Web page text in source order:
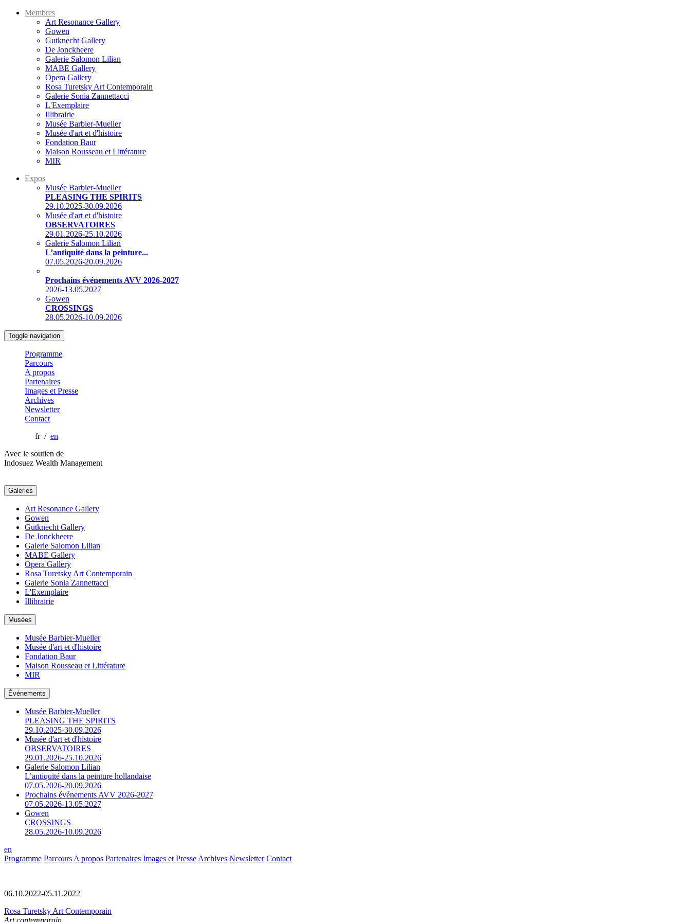
Membres
Art Resonance Gallery
Gowen
Gutknecht Gallery
De Jonckheere
Galerie Salomon Lilian
MABE Gallery
Opera Gallery
Rosa Turetsky Art Contemporain
Galerie Sonia Zannettacci
L'Exemplaire
Illibrairie
Musée Barbier-Mueller
Musée d'art et d'histoire
Fondation Baur
Maison Rousseau et Littérature
MIR
Expos
Musée Barbier-Mueller
PLEASING THE SPIRITS
29.10.2025-30.09.2026
Musée d'art et d'histoire
OBSERVATOIRES
29.01.2026-25.10.2026
Galerie Salomon Lilian
L’antiquité dans la peinture...
07.05.2026-20.09.2026
Prochains événements AVV 2026-2027
2026-13.05.2027
Gowen
CROSSINGS
28.05.2026-10.09.2026
Toggle navigation
Programme
Parcours
A propos
Partenaires
Images et Presse
Archives
Newsletter
Contact
fr / en
Avec le soutien de
Indosuez Wealth Management
Galeries
Art Resonance Gallery
Gowen
Gutknecht Gallery
De Jonckheere
Galerie Salomon Lilian
MABE Gallery
Opera Gallery
Rosa Turetsky Art Contemporain
Galerie Sonia Zannettacci
L'Exemplaire
Illibrairie
Musées
Musée Barbier-Mueller
Musée d'art et d'histoire
Fondation Baur
Maison Rousseau et Littérature
MIR
Événements
Musée Barbier-Mueller
PLEASING THE SPIRITS
29.10.2025-30.09.2026
Musée d'art et d'histoire
OBSERVATOIRES
29.01.2026-25.10.2026
Galerie Salomon Lilian
L’antiquité dans la peinture hollandaise
07.05.2026-20.09.2026
Prochains événements AVV 2026-2027
07.05.2026-13.05.2027
Gowen
CROSSINGS
28.05.2026-10.09.2026
en
Programme Parcours A propos Partenaires Images et Presse Archives Newsletter Contact
06.10.2022-05.11.2022
Rosa Turetsky Art Contemporain
Art contemporain